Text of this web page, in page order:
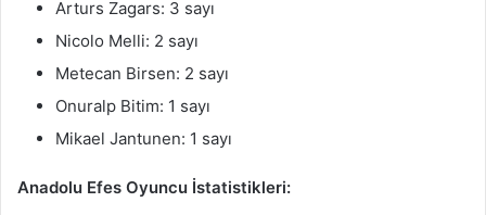
Arturs Zagars: 3 sayı
Nicolo Melli: 2 sayı
Metecan Birsen: 2 sayı
Onuralp Bitim: 1 sayı
Mikael Jantunen: 1 sayı
Anadolu Efes Oyuncu İstatistikleri: